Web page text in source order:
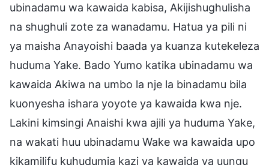
ubinadamu wa kawaida kabisa, Akijishughulisha
na shughuli zote za wanadamu. Hatua ya pili ni
ya maisha Anayoishi baada ya kuanza kutekeleza
huduma Yake. Bado Yumo katika ubinadamu wa
kawaida Akiwa na umbo la nje la binadamu bila
kuonyesha ishara yoyote ya kawaida kwa nje.
Lakini kimsingi Anaishi kwa ajili ya huduma Yake,
na wakati huu ubinadamu Wake wa kawaida upo
kikamilifu kuhudumia kazi ya kawaida ya uungu